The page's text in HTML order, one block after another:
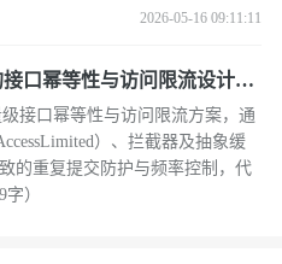
2026-05-16 09:11:11
口幂等性与访问限流设计实
接口幂等性与访问限流方案，通
）、拦截器及抽象缓
的重复提交防护与频率控制，代
）